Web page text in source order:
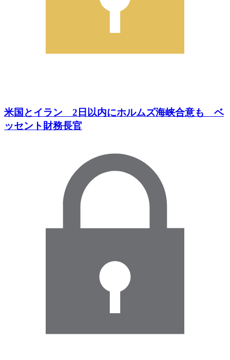
米国とイラン 2日以内にホルムズ海峡合意も ベ
ッセント財務長官